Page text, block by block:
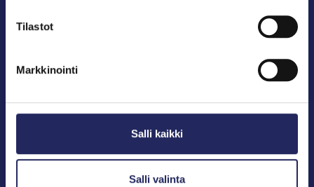
Tilastot
Markkinointi
Salli kaikki
Salli valinta
John Nurmisen Säätiö on Itämeren suojelija, meren
info@jnfoundation.fi